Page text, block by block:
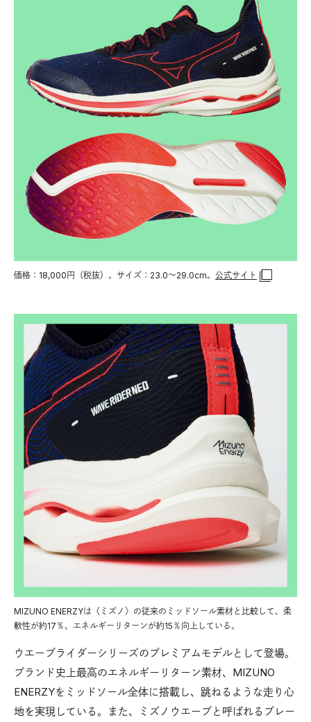
価格：18,000円（税抜）。サイズ：23.0〜29.0cm。 公式サイト
MIZUNO ENERZYは〈ミズノ〉の従来のミッドソール素材と比較して、柔
軟性が約17％、エネルギーリターンが約15％向上している。
ウエーブライダーシリーズのプレミアムモデルとして登場。
ブランド史上最高のエネルギーリターン素材、MIZUNO
ENERZYをミッドソール全体に搭載し、跳ねるような走り心
地を実現している。また、ミズノウエーブと呼ばれるプレー